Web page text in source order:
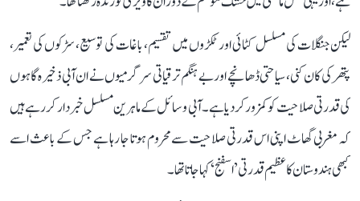
لیکن جنگلات کی مسلسل کٹائی اور ٹکڑوں میں تقسیم، باغات کی توسیع، سڑکوں کی تعمیر،
پتھر کی کان کنی، سیاحتی ڈھانچے اور بے ہنگم ترقیاتی سرگرمیوں نے ان آبی ذخیرہ گاہوں
کی قدرتی صلاحیت کو کمزور کر دیا ہے۔ آبی وسائل کے ماہرین مسلسل خبردار کر رہے ہیں
کہ مغربی گھاٹ اپنی اس قدرتی صلاحیت سے محروم ہوتا جا رہا ہے جس کے باعث اسے
کبھی ہندوستان کا عظیم قدرتی ’اسفنج‘ کہا جاتا تھا۔